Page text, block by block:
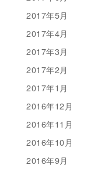
2017年5月
2017年4月
2017年3月
2017年2月
2017年1月
2016年12月
2016年11月
2016年10月
2016年9月